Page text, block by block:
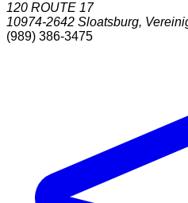
120 ROUTE 17
10974-2642 Sloatsburg,
(989) 386-3475